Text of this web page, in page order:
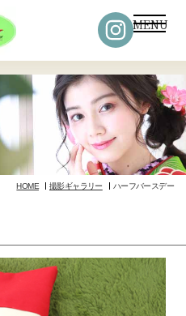
MENU
HOME 撮影ギャラリー ハーフバースデー